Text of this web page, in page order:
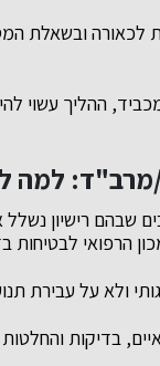
ובשאלת
ההליך עשוי
מרב"ד: למה
שבהם רישיון
הרפואי לבטיחות
ולא על עבירת
בדיקות